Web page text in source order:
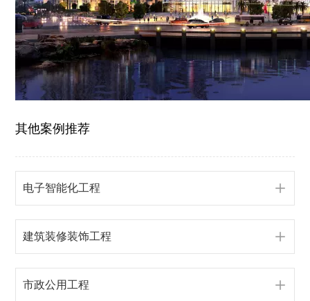
其他案例推荐
电子智能化工程
建筑装修装饰工程
市政公用工程